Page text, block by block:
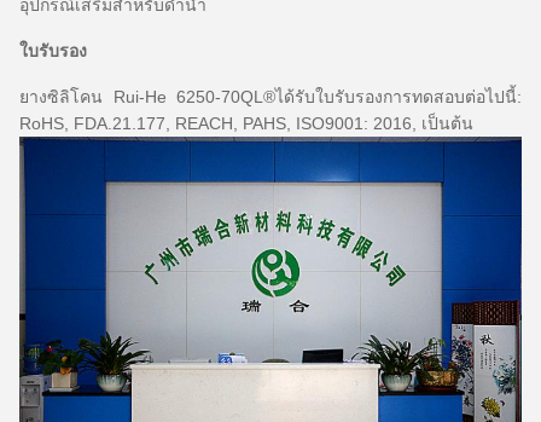
อุปกรณ์เสริมสำหรับดำน้ำ
ใบรับรอง
ยางซิลิโคน Rui-He 6250-70QL®ได้รับใบรับรองการทดสอบต่อไปนี้:
RoHS, FDA.21.177, REACH, PAHS, ISO9001: 2016, เป็นต้น